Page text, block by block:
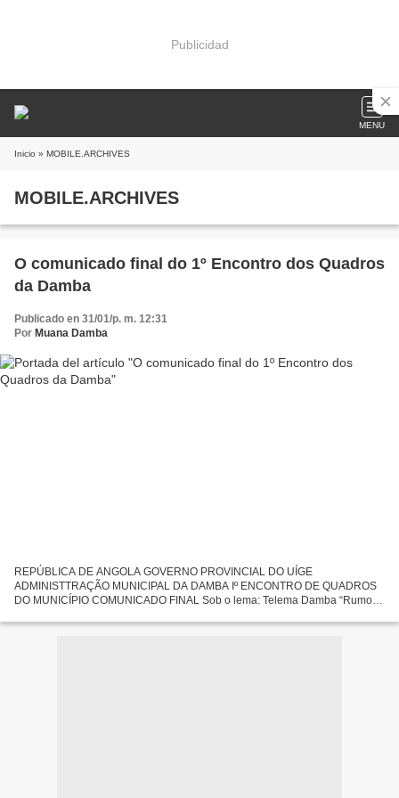
Publicidad
MENU
Inicio » MOBILE.ARCHIVES
MOBILE.ARCHIVES
O comunicado final do 1º Encontro dos Quadros
da Damba
Publicado en 31/01/p. m. 12:31
Por Muana Damba
REPÚBLICA DE ANGOLA GOVERNO PROVINCIAL DO UÍGE
ADMINISTTRAÇÃO MUNICIPAL DA DAMBA Iº ENCONTRO DE QUADROS
DO MUNICÍPIO COMUNICADO FINAL Sob o lema: Telema Damba “Rumo
Municipal, aos 25...